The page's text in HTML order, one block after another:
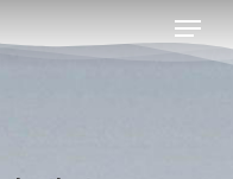
Menu